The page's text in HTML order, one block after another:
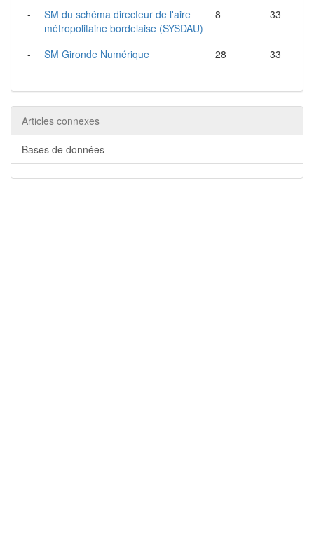
-
SM du schéma directeur de l'aire
métropolitaine bordelaise (SYSDAU)
8 33
- SM Gironde Numérique 28 33
Articles connexes
Bases de données